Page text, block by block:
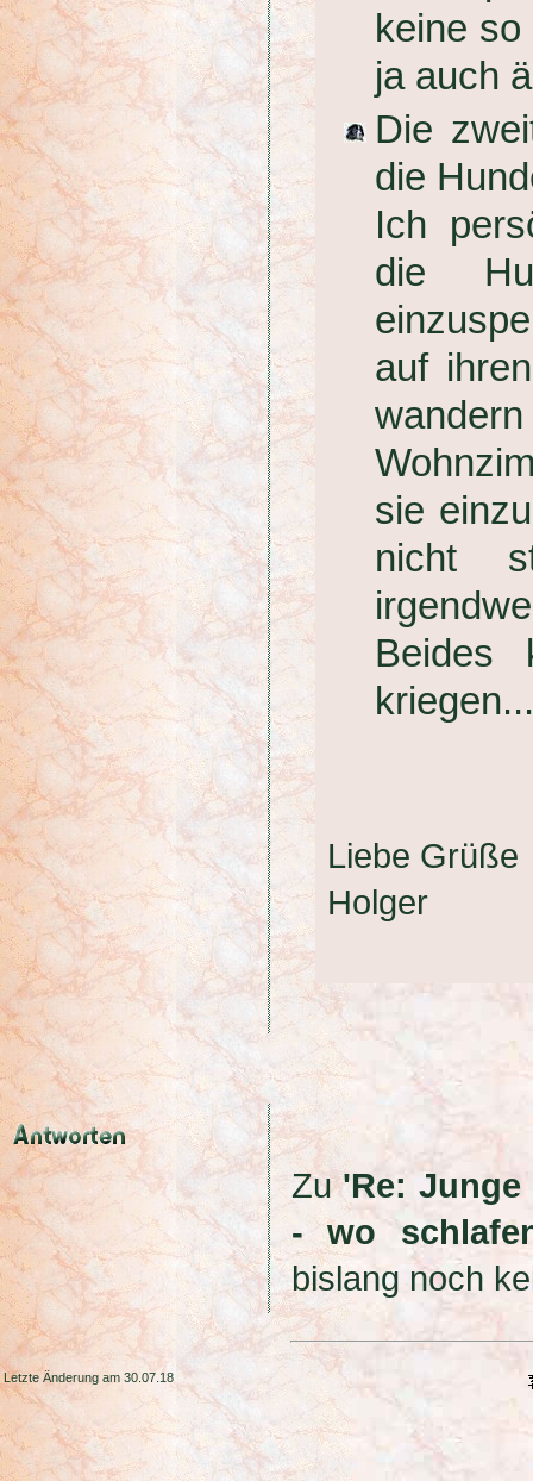
keine
ja auch
Die
die
Ich
die
auf
sie
nicht
Beides
kriegen...
Liebe Grüße
Holger
Zu'Re: Junge
- wo
bislang noch
Letzte Änderung am 30.07.18